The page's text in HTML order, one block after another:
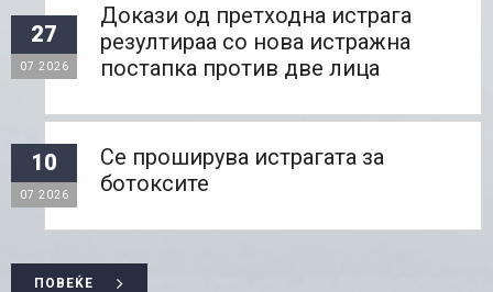
27
07 2026
Докази од претходна истрага
резултираа со нова истражна
постапка против две лица
10
07 2026
Се проширува истрагата за
ботоксите
ПОВЕЌЕ